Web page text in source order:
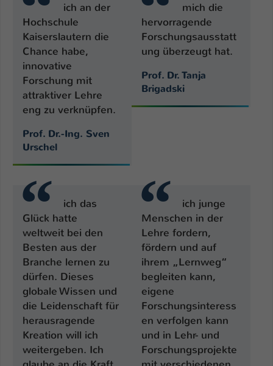
ich an der
Hochschule
Kaiserslautern die
Chance habe,
innovative
Forschung mit
attraktiver Lehre
eng zu verknüpfen.
Prof. Dr.-Ing. Sven
Urschel
mich die
hervorragende
Forschungsausstatt
ung überzeugt hat.
Prof. Dr. Tanja
Brigadski
ich das
Glück hatte
weltweit bei den
Besten aus der
Branche lernen zu
dürfen. Dieses
globale Wissen und
die Leidenschaft für
herausragende
Kreation will ich
weitergeben. Ich
ich junge
Menschen in der
Lehre fordern,
fördern und auf
ihrem „Lernweg“
begleiten kann,
eigene
Forschungsinteress
en verfolgen kann
und in Lehr- und
Forschungsprojekte
gewährt.
Name
Anbieter
Laufzeit 1 Tag
Zweck
ein Besucher im Typo3-Backend
zu verwalten.